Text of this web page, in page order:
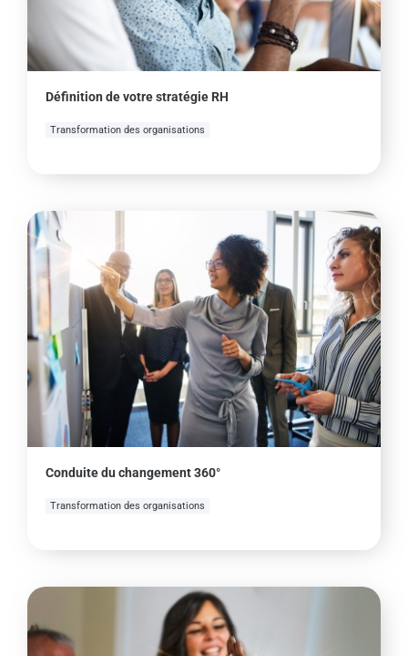
Définition de votre stratégie RH
Transformation des organisations
Conduite du changement 360°
Transformation des organisations